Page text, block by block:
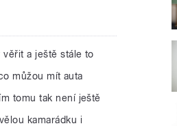
a ještě stále to
můžou mít auta
tomu tak není ještě
kamarádku i